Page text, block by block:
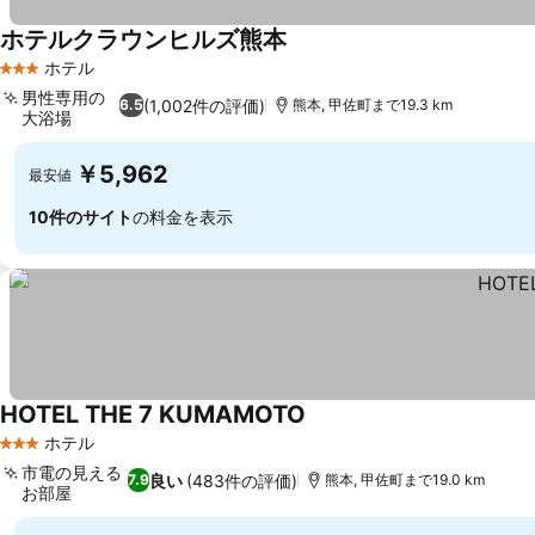
3 ホテルのランク
ホテル
ホテルクラウンヒルズ熊本
6.5(1,002件の評価)
男性専用の
大浴場
熊本, 甲佐町まで19.3 km
最安値 ￥5,962
10件のサイトの料金を表示
3 ホテルのランク
ホテル
HOTEL THE 7 KUMAMOTO
7.9良い (483件の評価)
市電の見える
お部屋
熊本, 甲佐町まで19.0 km